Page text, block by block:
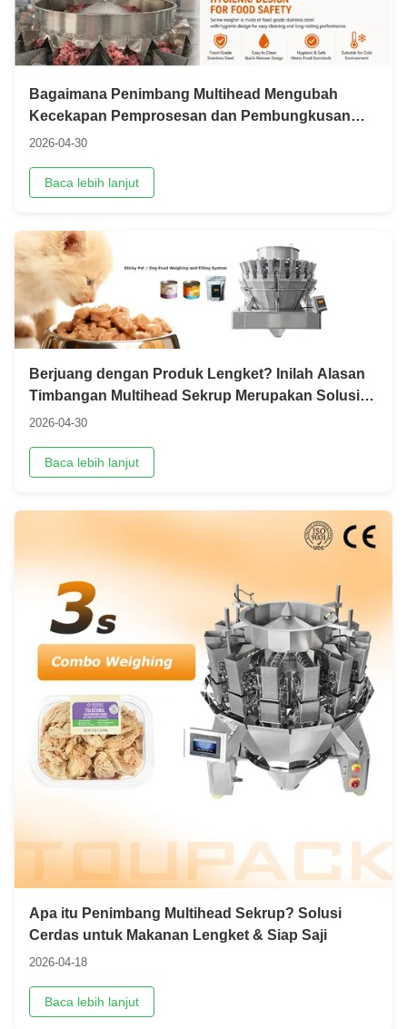
Bagaimana Penimbang Multihead Mengubah
Kecekapan Pemprosesan dan Pembungkusan
Ayam?
2026-04-30
Baca lebih lanjut
Berjuang dengan Produk Lengket? Inilah Alasan
Timbangan Multihead Sekrup Merupakan Solusi
Terbaik
2026-04-30
Baca lebih lanjut
Apa itu Penimbang Multihead Sekrup? Solusi
Cerdas untuk Makanan Lengket & Siap Saji
2026-04-18
Baca lebih lanjut